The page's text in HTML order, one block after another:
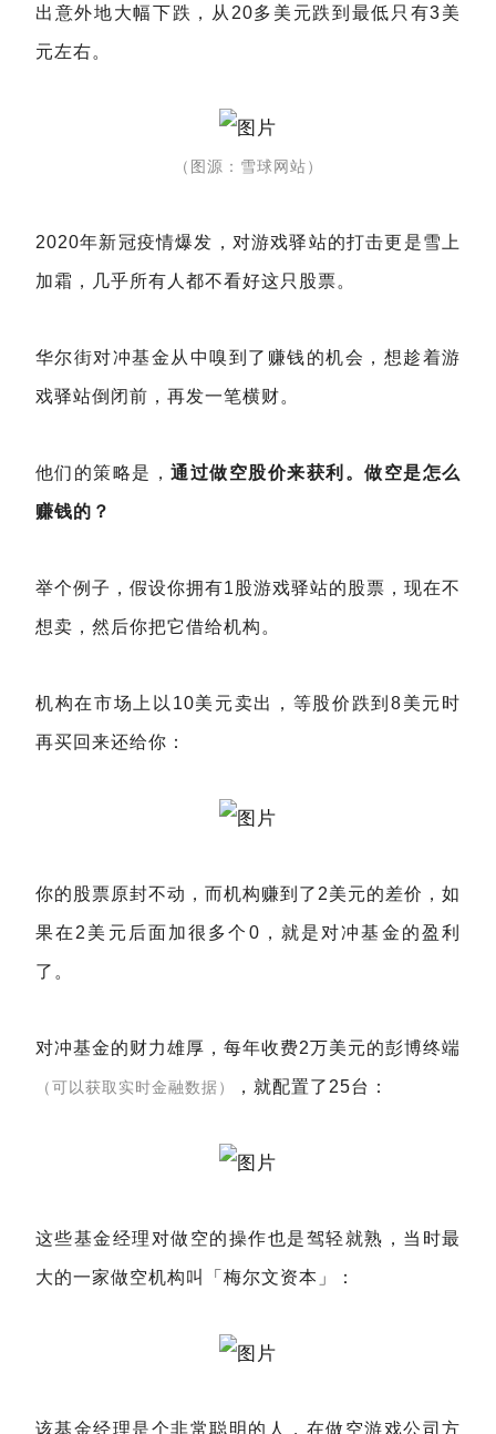
出意外地大幅下跌，从20多美元跌到最低只有3美
元左右。
（图源：雪球网站）
2020年新冠疫情爆发，对游戏驿站的打击更是雪上
加霜，几乎所有人都不看好这只股票。
华尔街对冲基金从中嗅到了赚钱的机会，想趁着游
戏驿站倒闭前，再发一笔横财。
他们的策略是，通过做空股价来获利。做空是怎么
赚钱的？
举个例子，假设你拥有1股游戏驿站的股票，现在不
想卖，然后你把它借给机构。
机构在市场上以10美元卖出，等股价跌到8美元时
再买回来还给你：
你的股票原封不动，而机构赚到了2美元的差价，如
果在2美元后面加很多个0，就是对冲基金的盈利
了。
对冲基金的财力雄厚，每年收费2万美元的彭博终端
（可以获取实时金融数据） ，就配置了25台：
这些基金经理对做空的操作也是驾轻就熟，当时最
大的一家做空机构叫「梅尔文资本」：
该基金经理是个非常聪明的人，在做空游戏公司方